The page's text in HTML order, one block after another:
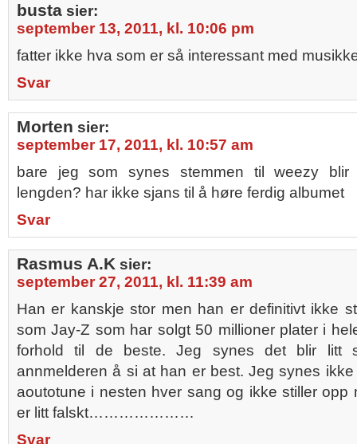
busta sier:
september 13, 2011, kl. 10:06 pm
fatter ikke hva som er så interessant med
Svar
Morten sier:
september 17, 2011, kl. 10:57 am
bare jeg som synes stemmen til weezy
lengden? har ikke sjans til å høre ferdig albumet
Svar
Rasmus A.K sier:
september 27, 2011, kl. 11:39 am
Han er kanskje stor men han er definitivt ikke
som Jay-Z som har solgt 50 millioner plater i
forhold til de beste. Jeg synes det blir litt
annmelderen å si at han er best. Jeg synes
aoutotune i nesten hver sang og ikke stiller opp
er litt falskt…………………
Svar